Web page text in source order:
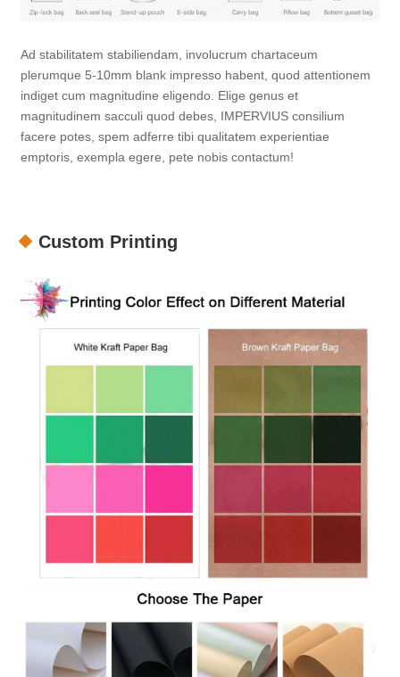
Ad stabilitatem stabiliendam, involucrum chartaceum
plerumque 5-10mm blank impresso habent, quod attentionem
indiget cum magnitudine eligendo. Elige genus et
magnitudinem sacculi quod debes, IMPERVIUS consilium
facere potes, spem adferre tibi qualitatem experientiae
emptoris, exempla egere, pete nobis contactum!
Custom Printing